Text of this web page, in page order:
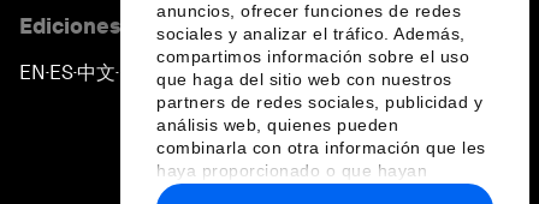
anuncios, ofrecer funciones de redes
sociales y analizar el tráfico. Además,
compartimos información sobre el uso
que haga del sitio web con nuestros
partners de redes sociales, publicidad y
análisis web, quienes pueden
combinarla con otra información que les
haya proporcionado o que hayan
recopilado a partir del uso que haya
Ediciones en otros idiomas
EN ▪ES▪中文▪ 日本語